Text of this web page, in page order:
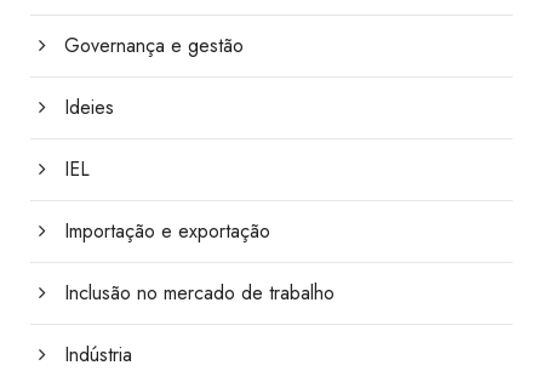
Governança e gestão
Ideies
IEL
Importação e exportação
Inclusão no mercado de trabalho
Indústria